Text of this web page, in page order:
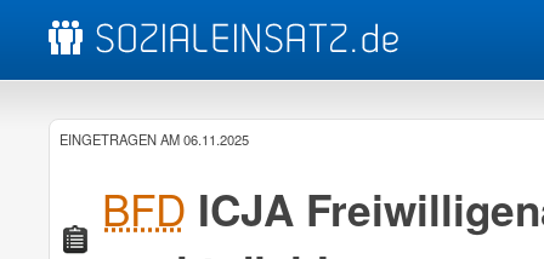
EINGETRAGEN AM 06.11.2025
BFD ICJA